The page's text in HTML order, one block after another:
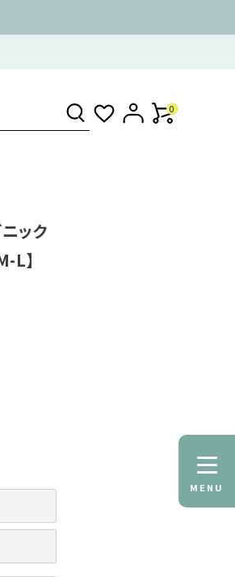
0
MENU
ック
L】